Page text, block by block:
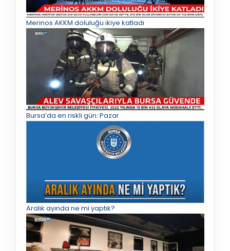
Merinos AKKM doluluğu ikiye katladı
Bursa’da en riskli gün: Pazar
Aralık ayında ne mi yaptık?